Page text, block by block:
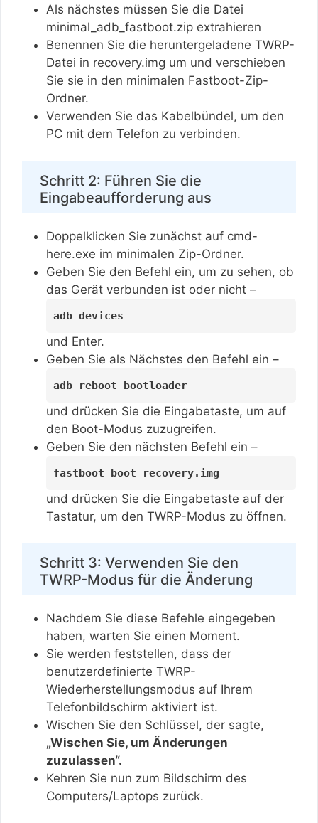
Als nächstes müssen Sie die Datei
minimal_adb_fastboot.zip extrahieren
Benennen Sie die heruntergeladene TWRP-
Datei in recovery.img um und verschieben
Sie sie in den minimalen Fastboot-Zip-
Ordner.
Verwenden Sie das Kabelbündel, um den
PC mit dem Telefon zu verbinden.
Schritt 2: Führen Sie die
Eingabeaufforderung aus
Doppelklicken Sie zunächst auf cmd-
here.exe im minimalen Zip-Ordner.
Geben Sie den Befehl ein, um zu sehen, ob
das Gerät verbunden ist oder nicht –
adb devices
und Enter.
Geben Sie als Nächstes den Befehl ein –
adb reboot bootloader
und drücken Sie die Eingabetaste, um auf
den Boot-Modus zuzugreifen.
Geben Sie den nächsten Befehl ein –
fastboot boot recovery.img
und drücken Sie die Eingabetaste auf der
Tastatur, um den TWRP-Modus zu öffnen.
Schritt 3: Verwenden Sie den
TWRP-Modus für die Änderung
Nachdem Sie diese Befehle eingegeben
haben, warten Sie einen Moment.
Sie werden feststellen, dass der
benutzerdefinierte TWRP-
Wiederherstellungsmodus auf Ihrem
Telefonbildschirm aktiviert ist.
Wischen Sie den Schlüssel, der sagte,
„Wischen Sie, um Änderungen
zuzulassen“.
Kehren Sie nun zum Bildschirm des
Computers/Laptops zurück.